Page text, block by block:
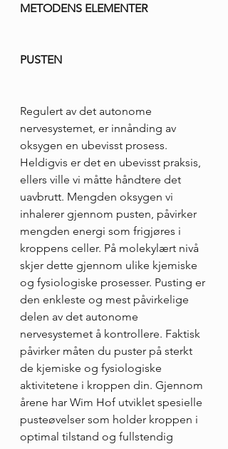
METODENS ELEMENTER
PUSTEN
Regulert av det autonome
nervesystemet, er innånding av
oksygen en ubevisst prosess.
Heldigvis er det en ubevisst praksis,
ellers ville vi måtte håndtere det
uavbrutt. Mengden oksygen vi
inhalerer gjennom pusten, påvirker
mengden energi som frigjøres i
kroppens celler. På molekylært nivå
skjer dette gjennom ulike kjemiske
og fysiologiske prosesser. Pusting er
den enkleste og mest påvirkelige
delen av det autonome
nervesystemet å kontrollere. Faktisk
påvirker måten du puster på sterkt
de kjemiske og fysiologiske
aktivitetene i kroppen din. Gjennom
årene har Wim Hof utviklet spesielle
pusteøvelser som holder kroppen i
optimal tilstand og fullstendig